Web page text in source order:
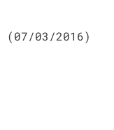
(07/03/2016)